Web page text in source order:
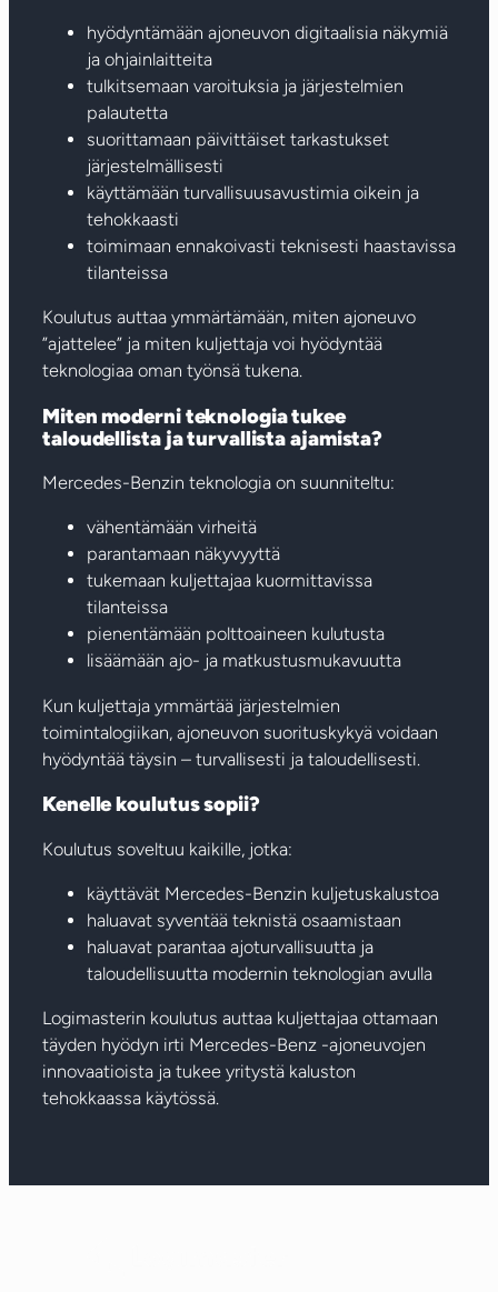
hyödyntämään ajoneuvon digitaalisia näkymiä
ja ohjainlaitteita
tulkitsemaan varoituksia ja järjestelmien
palautetta
suorittamaan päivittäiset tarkastukset
järjestelmällisesti
käyttämään turvallisuusavustimia oikein ja
tehokkaasti
toimimaan ennakoivasti teknisesti haastavissa
tilanteissa
Koulutus auttaa ymmärtämään, miten ajoneuvo
”ajattelee” ja miten kuljettaja voi hyödyntää
teknologiaa oman työnsä tukena.
Miten moderni teknologia tukee
taloudellista ja turvallista ajamista?
Mercedes-Benzin teknologia on suunniteltu:
vähentämään virheitä
parantamaan näkyvyyttä
tukemaan kuljettajaa kuormittavissa
tilanteissa
pienentämään polttoaineen kulutusta
lisäämään ajo- ja matkustusmukavuutta
Kun kuljettaja ymmärtää järjestelmien
toimintalogiikan, ajoneuvon suorituskykyä voidaan
hyödyntää täysin – turvallisesti ja taloudellisesti.
Kenelle koulutus sopii?
Koulutus soveltuu kaikille, jotka:
käyttävät Mercedes-Benzin kuljetuskalustoa
haluavat syventää teknistä osaamistaan
haluavat parantaa ajoturvallisuutta ja
taloudellisuutta modernin teknologian avulla
Logimasterin koulutus auttaa kuljettajaa ottamaan
täyden hyödyn irti Mercedes-Benz -ajoneuvojen
innovaatioista ja tukee yritystä kaluston
tehokkaassa käytössä.